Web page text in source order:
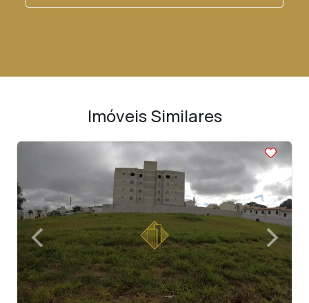
Imóveis Similares
<
‹Previous ›
Next